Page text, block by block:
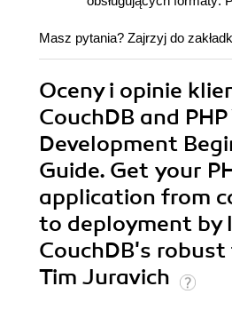
Masz pytania? Zajrzyj do
Oceny i opinie
CouchDB and PHP
Development
Guide. Get your
application from
to deployment by
CouchDB's
Tim Juravich